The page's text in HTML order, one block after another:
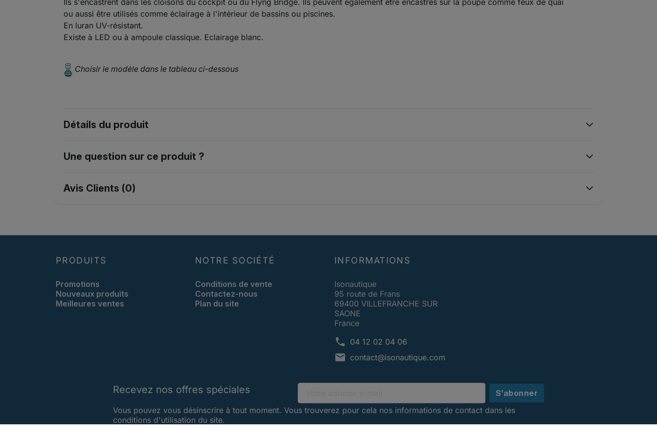
ou aussi être utilisés comme éclairage à l'intérieur de bassins ou piscines.
En luran UV-résistant.
Existe à LED ou à ampoule classique. Eclairage blanc.
Choisir le modèle dans le tableau ci-dessous
Détails du produit
Une question sur ce produit ?
Avis Clients (0)
PRODUITS
Promotions
Nouveaux produits
Meilleures ventes
NOTRE SOCIÉTÉ
Conditions de vente
Contactez-nous
Plan du site
INFORMATIONS
Isonautique
95 route de Frans
69400 VILLEFRANCHE SUR
SAONE
France
phone 04 12 02 04 06
mail contact@isonautique.com
Recevez nos offres spéciales
Vous pouvez vous désinscrire à tout moment. Vous trouverez pour cela nos informations de contact dans les
conditions d'utilisation du site.